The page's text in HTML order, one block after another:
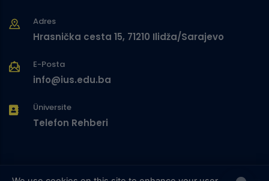
Adres
Hrasnička cesta 15, 71210 Ilidža/Sarajevo
E-Posta
info@ius.edu.ba
Üniversite
Telefon Rehberi